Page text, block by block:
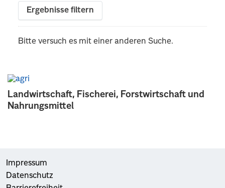
Landwirtschaft, Fischerei, Forstwirtschaft und
Nahrungsmittel
Ergebnisse filtern
Bitte versuch es mit einer anderen Suche.
Impressum
Datenschutz